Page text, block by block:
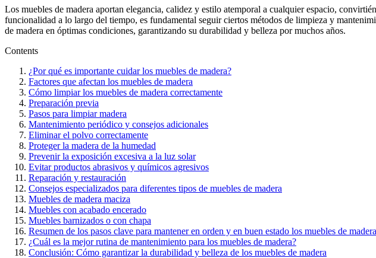
Los muebles de madera aportan elegancia, calidez y estilo atemporal a cualquier espacio,
funcionalidad a lo largo del tiempo, es fundamental seguir ciertos métodos de limpieza y
de madera en óptimas condiciones, garantizando su durabilidad y belleza por muchos años.
Contents
¿Por qué es importante cuidar los muebles de madera?
Factores que afectan los muebles de madera
Cómo limpiar los muebles de madera correctamente
Preparación previa
Pasos para limpiar madera
Mantenimiento periódico y consejos adicionales
Eliminar el polvo correctamente
Proteger la madera de la humedad
Prevenir la exposición excesiva a la luz solar
Evitar productos abrasivos y químicos agresivos
Reparación y restauración
Consejos especializados para diferentes tipos de muebles de madera
Muebles de madera maciza
Muebles con acabado encerado
Muebles barnizados o con chapa
Resumen de los pasos clave para mantener en orden y en buen estado los muebles de madera
¿Cuál es la mejor rutina de mantenimiento para los muebles de madera?
Conclusión: Cómo garantizar la durabilidad y belleza de los muebles de madera